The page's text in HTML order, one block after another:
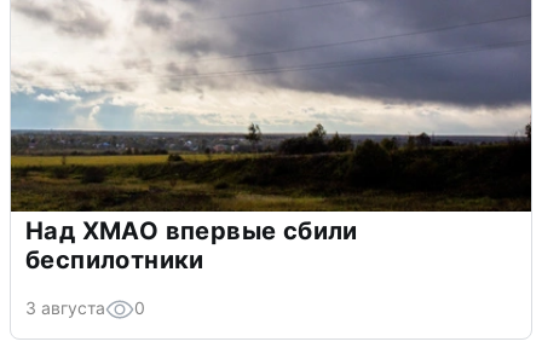
Над ХМАО впервые сбили
беспилотники
3 августа 0